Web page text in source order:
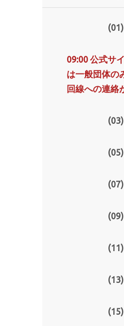
(01)
09:00 公式サ
は一般団体の
回線への連絡
(03)
(05)
(07)
(09)
(11)
(13)
(15)